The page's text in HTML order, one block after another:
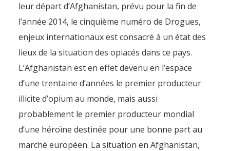
leur départ d’Afghanistan, prévu pour la fin de
l’année 2014, le cinquième numéro de Drogues,
enjeux internationaux est consacré à un état des
lieux de la situation des opiacés dans ce pays.
L’Afghanistan est en effet devenu en l’espace
d’une trentaine d’années le premier producteur
illicite d’opium au monde, mais aussi
probablement le premier producteur mondial
d’une héroïne destinée pour une bonne part au
marché européen. La situation en Afghanistan,